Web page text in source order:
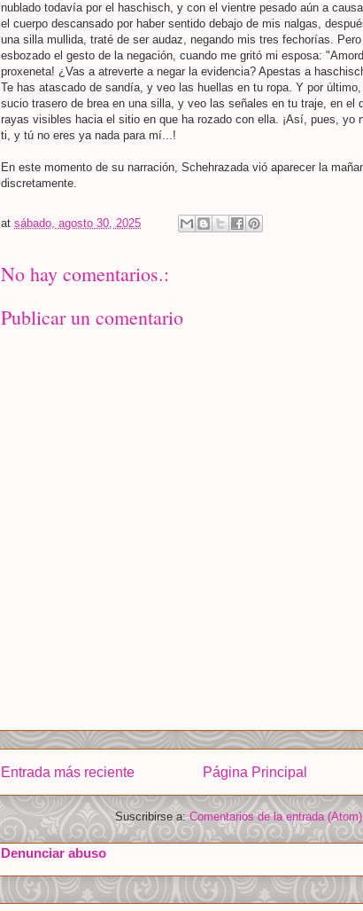
nublado todavía por el haschisch, y con el vientre pesado aún a
el cuerpo descansado por haber sentido debajo de mis nalgas,
una silla mullida, traté de ser audaz, negando mis tres fechorías.
esbozado el gesto de la negación, cuando me gritó mi esposa:
proxeneta! ¿Vas a atreverte a negar la evidencia? Apestas a
Te has atascado de sandía, y veo las huellas en tu ropa. Y por
sucio trasero de brea en una silla, y veo las señales en tu traje, en el
rayas visibles hacia el sitio en que ha rozado con ella. ¡Así, pues, yo
ti, y tú no eres ya nada para mí...!
En este momento de su narración, Schehrazada vió aparecer la
discretamente.
at sábado, agosto 30, 2025
No hay comentarios.:
Publicar un comentario
Entrada más reciente Página Principal
Suscribirse a:Comentarios de la entrada (Atom)
Denunciar abuso